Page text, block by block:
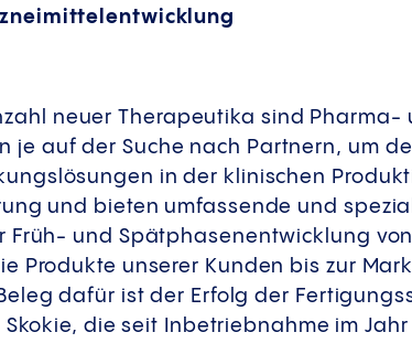
neuer Therapeutika sind Pharma-
je auf der Suche nach Partnern, um
in der klinischen
und bieten umfassende und
Früh- und Spätphasenentwicklung
Produkte unserer Kunden bis zur
dafür ist der Erfolg der
die seit Inbetriebnahme im Jahr